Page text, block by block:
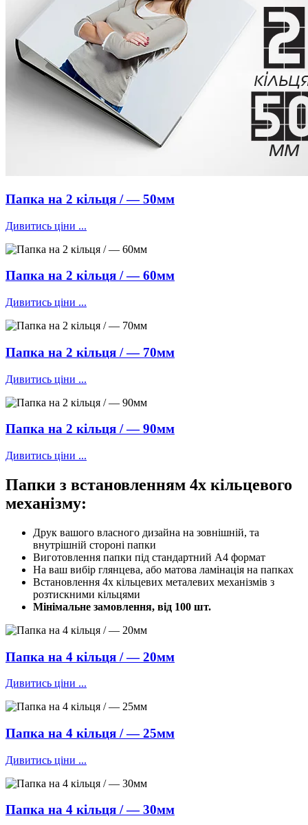
Папка на 2 кільця / — 50мм
Дивитись ціни ...
Папка на 2 кільця / — 60мм
Дивитись ціни ...
Папка на 2 кільця / — 70мм
Дивитись ціни ...
Папка на 2 кільця / — 90мм
Дивитись ціни ...
Папки з встановленням 4х кільцевого
механізму:
Друк вашого власного дизайна на зовнішній, та
внутрішній стороні папки
Виготовлення папки під стандартний А4 формат
На ваш вибір глянцева, або матова ламінація на папках
Встановлення 4х кільцевих металевих механізмів з
розтискними кільцями
Мінімальне замовлення, від 100 шт.
Папка на 4 кільця / — 20мм
Дивитись ціни ...
Папка на 4 кільця / — 25мм
Дивитись ціни ...
Папка на 4 кільця / — 30мм